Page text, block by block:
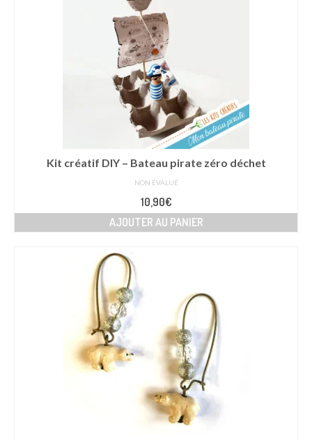
Les
options
peuvent
être
choisies
sur
la
page
du
produit
Kit créatif DIY – Bateau pirate zéro déchet
NON ÉVALUÉ
10,90€
AJOUTER AU PANIER